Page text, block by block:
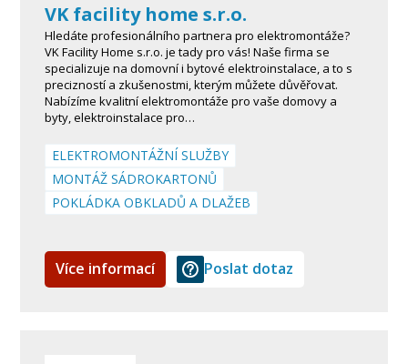
VK facility home s.r.o.
Hledáte profesionálního partnera pro elektromontáže?
VK Facility Home s.r.o. je tady pro vás! Naše firma se
specializuje na domovní i bytové elektroinstalace, a to s
precizností a zkušenostmi, kterým můžete důvěřovat.
Nabízíme kvalitní elektromontáže pro vaše domovy a
byty, elektroinstalace pro…
ELEKTROMONTÁŽNÍ SLUŽBY
MONTÁŽ SÁDROKARTONŮ
POKLÁDKA OBKLADŮ A DLAŽEB
Více informací Poslat dotaz